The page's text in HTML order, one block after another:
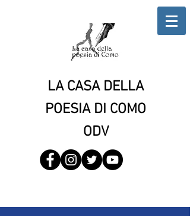
LA CASA DELLA
POESIA DI COMO
ODV